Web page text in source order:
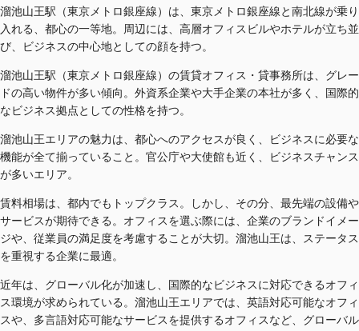
溜池山王駅（東京メトロ銀座線）は、東京メトロ銀座線と南北線が乗り
入れる、都心の一等地。周辺には、高層オフィスビルやホテルが立ち並
び、ビジネスの中心地としての顔を持つ。
溜池山王駅（東京メトロ銀座線）の賃貸オフィス・貸事務所は、グレー
ドの高い物件が多い傾向。外資系企業や大手企業の本社が多く、国際的
なビジネス拠点としての性格を持つ。
溜池山王エリアの魅力は、都心へのアクセスが良く、ビジネスに必要な
機能が全て揃っていること。官公庁や大使館も近く、ビジネスチャンス
が多いエリア。
賃料相場は、都内でもトップクラス。しかし、その分、最先端の設備や
サービスが期待できる。オフィスを選ぶ際には、企業のブランドイメー
ジや、従業員の満足度を考慮することが大切。溜池山王は、ステータス
を重視する企業に最適。
近年は、グローバル化が加速し、国際的なビジネスに対応できるオフィ
ス環境が求められている。溜池山王エリアでは、英語対応可能なオフィ
スや、多言語対応可能なサービスを提供するオフィスなど、グローバル